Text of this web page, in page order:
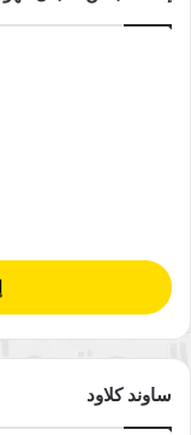
ساوند كلاود